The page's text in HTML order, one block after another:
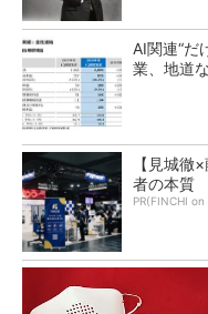
AI関連“だ
業、地道
【見城徹
者の本質
PR(FINCHI on